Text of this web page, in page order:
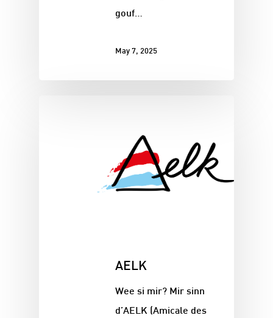
gouf…
May 7, 2025
AELK
Wee si mir? Mir sinn
d’AELK (Amicale des